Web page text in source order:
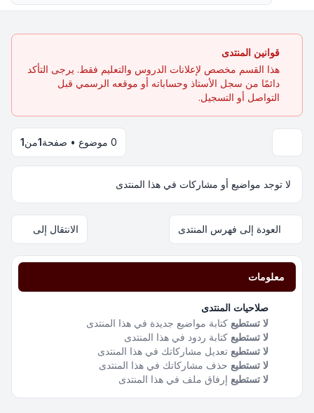
قوانين المنتدى
هذا القسم مخصص لإعلانات الدروس والتعليم فقط. يرجى التأكد
دائمًا من سجل الأستاذ وحساباته أو موقعه الرسمي قبل
التواصل أو التسجيل.
0 موضوع • صفحة 1من1
لا توجد مواضيع أو مشاركات في هذا المنتدى
العودة إلى فهرس المنتدى الانتقال إلى
معلومات
صلاحيات المنتدى
لا تستطيع كتابة مواضيع جديدة في هذا المنتدى
لا تستطيع كتابة ردود في هذا المنتدى
لا تستطيع تعديل مشاركاتك في هذا المنتدى
لا تستطيع حذف مشاركاتك في هذا المنتدى
لا تستطيع إرفاق ملف في هذا المنتدى